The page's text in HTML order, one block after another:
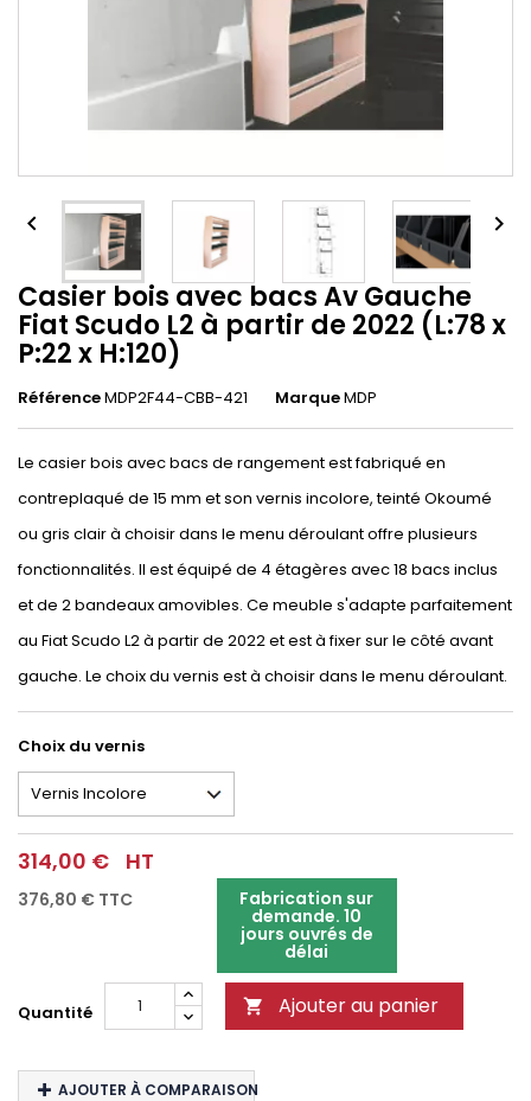
 
Casier bois avec bacs Av Gauche
Fiat Scudo L2 à partir de 2022 (L:78 x
P:22 x H:120)
RéférenceMDP2F44-CBB-421 MarqueMDP
Le casier bois avec bacs de rangement est fabriqué en
contreplaqué de 15 mm et son vernis incolore, teinté Okoumé
ou gris clair à choisir dans le menu déroulant offre plusieurs
fonctionnalités. Il est équipé de 4 étagères avec 18 bacs inclus
et de 2 bandeaux amovibles. Ce meuble s'adapte parfaitement
au Fiat Scudo L2 à partir de 2022 et est à fixer sur le côté avant
gauche. Le choix du vernis est à choisir dans le menu déroulant.
Choix du vernis
314,00 € HT
376,80 € TTC Fabrication sur
demande. 10
jours ouvrés de
délai
Quantité  Ajouter au panier
AJOUTER À COMPARAISON